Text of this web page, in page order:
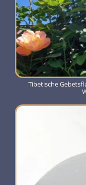
Tibetische